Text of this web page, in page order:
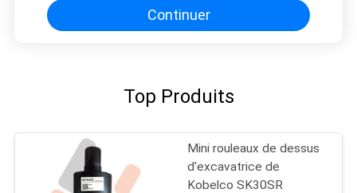
Continuer
Top Produits
Mini rouleaux de dessus
d'excavatrice de
Kobelco SK30SR